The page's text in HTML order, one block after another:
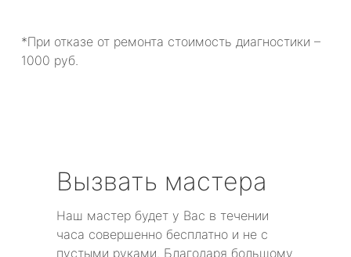
*При отказе от ремонта стоимость диагностики –
1000 руб.
Вызвать мастера
Наш мастер будет у Вас в течении
часа совершенно бесплатно и не с
пустыми руками. Благодаря большому